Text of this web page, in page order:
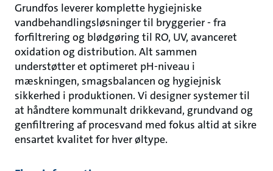
Grundfos leverer komplette hygiejniske
vandbehandlingsløsninger til bryggerier - fra
forfiltrering og blødgøring til RO, UV, avanceret
oxidation og distribution. Alt sammen
understøtter et optimeret pH-niveau i
mæskningen, smagsbalancen og hygiejnisk
sikkerhed i produktionen. Vi designer systemer til
at håndtere kommunalt drikkevand, grundvand og
genfiltrering af procesvand med fokus altid at sikre
ensartet kvalitet for hver øltype.